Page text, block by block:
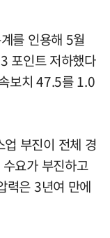
를 인용해 5월
포인트 저하했다
보치 47.5를 1.0
부진이 전체 경
요가 부진하고
력은 3년여 만에